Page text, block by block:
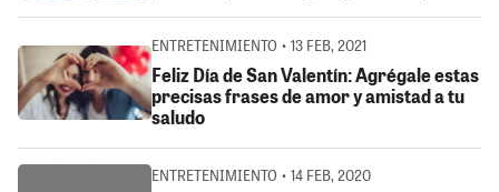
ENTRETENIMIENTO • 13 FEB, 2021
Feliz Día de San Valentín: Agrégale estas
precisas frases de amor y amistad a tu
saludo
ENTRETENIMIENTO • 14 FEB, 2020